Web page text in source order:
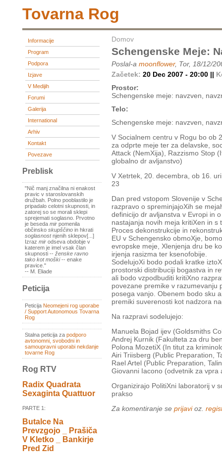
Tovarna Rog
Informacije
Program
Podpora
Izjave
V Medijih
Forumi
Galerija
International
Arhiv
Kontakt
Povezave
Preblisk
"Nič manj značilna ni enakost
pravic v staroslovanskih
družbah. Polno pooblastilo je
pripadalo celotni skupnosti, in
zatorej so se morali sklepi
sprejemati soglasno. Prvotno
je beseda mir pomenila
občinsko skupščino in hkrati
soglasnostnjenih sklepov[...]
Izraz mir odseva obdobje v
katerem je imel vsak član
skupnosti -- ženske ravno
tako kot moški-- enake
pravice."
-- M. Eliade
Peticija
Peticija Neomejeni rog uporabe
/ Support Autonomous Tovarna
Rog
Stalna peticija za podporo
avtonomni, svobodni in
samoupravni uporabi nekdanje
tovarne Rog
Rog RTV
Radix Quadrata
Sexaginta Quattuor
PARTE 1:
Butalce Na
Prevzgojo _ Prašiča
V Kletko _ Bankirje
Pred Zid
Domov
Schengenske Meje:
Poslal-a moonflower, Tor, 18/12/
Začetek: 20 Dec 2007 - 20:00 ||
Prostor:
Schengenske meje: navzven,
Telo:
Schengenske meje: navzven,
V Socialnem centru v Rogu bo ob
za odprte meje ter za delavske,
Attack (NemХija), Razzismo Stop
globalno dr avljanstvo)
V Хetrtek, 20. decembra, ob 16.
23
Dan pred vstopom Slovenije v
razpravo o spreminjajoХih se
definicijo dr avljanstva v Evropi in
nastajanja novih meja kritiХen in s
Proces dekonstrukcije in
EU v Schengensko obmoХje,
evropske meje, Хlenjenja dru be
irjenja rasizma ter ksenofobije.
SodelujoХi bodo podali kratke
prostorski distribuciji bogastva in
ali bodo vzpodbuditi kritiХno
povezane premike v razumevanju
posega vanjo. Obenem bodo sku
premiki suverenosti kot nadzora
Na razpravi sodelujejo:
Manuela Bojad ijev (Goldsmiths
Andrej Kurnik (Fakulteta za dru
Polona MozetiХ (In titut za
Airi Triisberg (Public Preparation,
Rael Artel (Public Preparation,
Giovanni Iacono (odvetnik za
Organizirajo PolitiХni laboratorij v
prakso
Za komentiranje se prijavioz.